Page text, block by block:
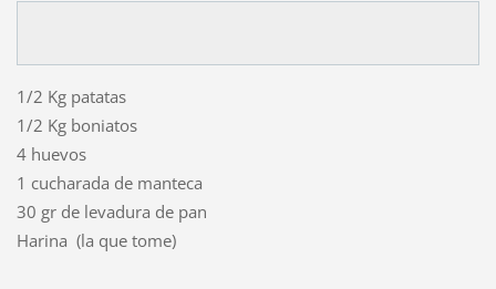
1/2 Kg patatas
1/2 Kg boniatos
4 huevos
1 cucharada de manteca
30 gr de levadura de pan
Harina (la que tome)